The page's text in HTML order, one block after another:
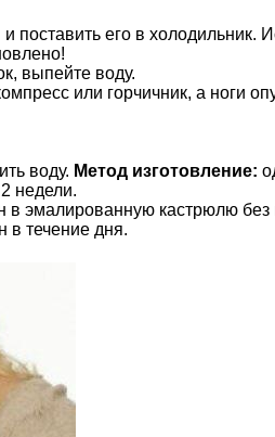
поставить его в холодильник.
выпейте воду.
или горчичник, а ноги
воду. Метод изготовление:
недели.
в эмалированную кастрюлю
в течение дня.